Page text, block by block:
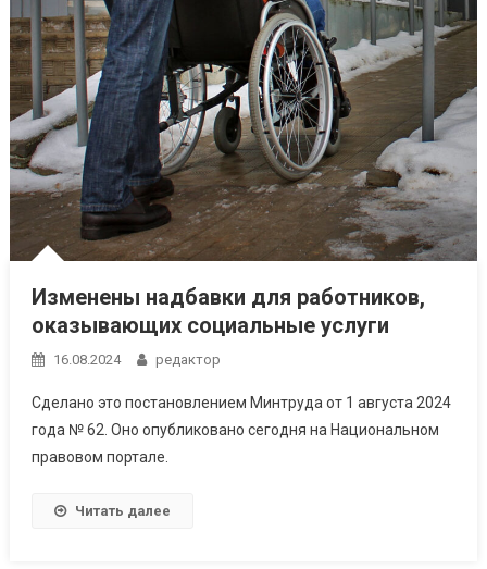
Изменены надбавки для работников,
оказывающих социальные услуги
16.08.2024 редактор
Сделано это постановлением Минтруда от 1 августа 2024
года № 62. Оно опубликовано сегодня на Национальном
правовом портале.
Читать далее